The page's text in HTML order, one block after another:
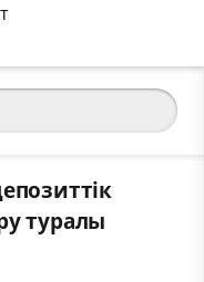
туралы